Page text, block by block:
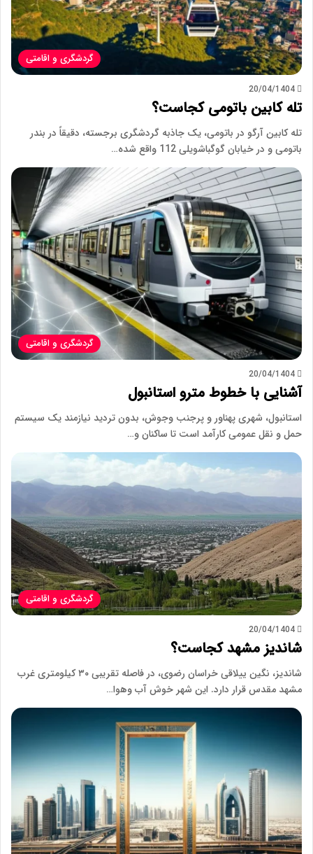
گردشگری و اقامتی
20/04/1404
تله کابین باتومی کجاست؟
تله کابین آرگو در باتومی، یک جاذبه گردشگری برجسته، دقیقاً در بندر
باتومی و در خیابان گوگباشویلی 112 واقع شده…
گردشگری و اقامتی
20/04/1404
آشنایی با خطوط مترو استانبول
استانبول، شهری پهناور و پرجنب وجوش، بدون تردید نیازمند یک سیستم
حمل و نقل عمومی کارآمد است تا ساکنان و…
گردشگری و اقامتی
20/04/1404
شاندیز مشهد کجاست؟
شاندیز، نگین ییلاقی خراسان رضوی، در فاصله تقریبی ۳۰ کیلومتری غرب
مشهد مقدس قرار دارد. این شهر خوش آب وهوا…